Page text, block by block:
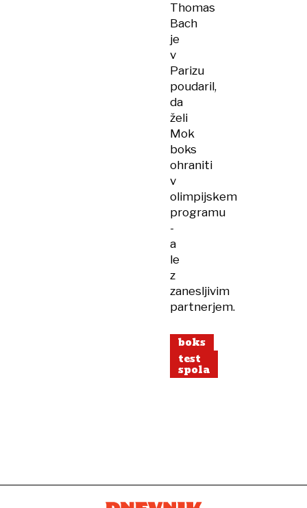
Thomas
Bach
je
v
Parizu
poudaril,
da
želi
Mok
boks
ohraniti
v
olimpijskem
programu
-
a
le
z
zanesljivim
partnerjem.
boks
test
spola